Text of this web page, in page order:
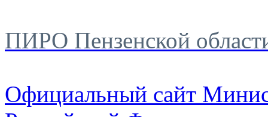
ПИРО Пензенской
Официальный сайт